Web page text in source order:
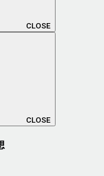
CLOSE
CLOSE